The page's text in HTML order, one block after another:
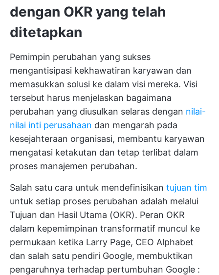
dengan OKR yang telah
ditetapkan
Pemimpin perubahan yang sukses
mengantisipasi kekhawatiran karyawan dan
memasukkan solusi ke dalam visi mereka. Visi
tersebut harus menjelaskan bagaimana
perubahan yang diusulkan selaras dengan nilai-
nilai inti perusahaan dan mengarah pada
kesejahteraan organisasi, membantu karyawan
mengatasi ketakutan dan tetap terlibat dalam
proses manajemen perubahan.
Salah satu cara untuk mendefinisikan tujuan tim
untuk setiap proses perubahan adalah melalui
Tujuan dan Hasil Utama (OKR). Peran OKR
dalam kepemimpinan transformatif muncul ke
permukaan ketika Larry Page, CEO Alphabet
dan salah satu pendiri Google, membuktikan
pengaruhnya terhadap pertumbuhan Google :